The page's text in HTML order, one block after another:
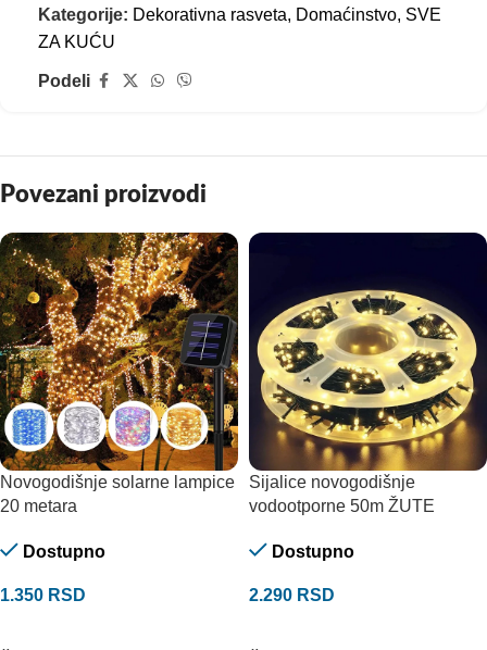
Kategorije: Dekorativna rasveta, Domaćinstvo, SVE
ZA KUĆU
Podeli
Povezani proizvodi
Novogodišnje solarne lampice
20 metara
Dostupno
1.350 RSD
Sijalice novogodišnje
vodootporne 50m ŽUTE
Dostupno
2.290 RSD